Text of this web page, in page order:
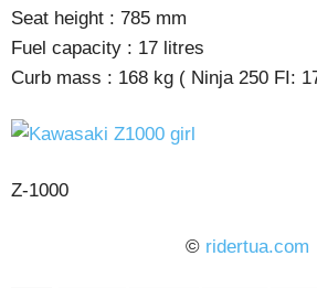
Seat height : 785 mm
Fuel capacity : 17 litres
Curb mass : 168 kg ( Ninja 250 FI:
Z-1000
© ridertua.com